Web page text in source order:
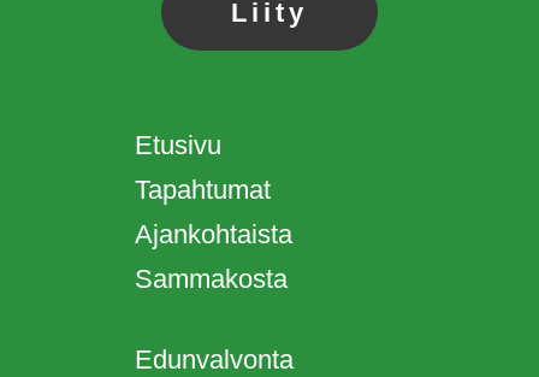
Liity
Etusivu
Tapahtumat
Ajankohtaista
Sammakosta
Edunvalvonta